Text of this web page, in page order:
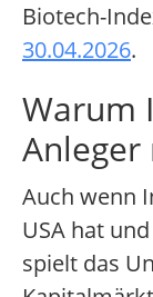
Biotech-
30.04.2026.
Warum
Auch wenn
USA hat
spielt das